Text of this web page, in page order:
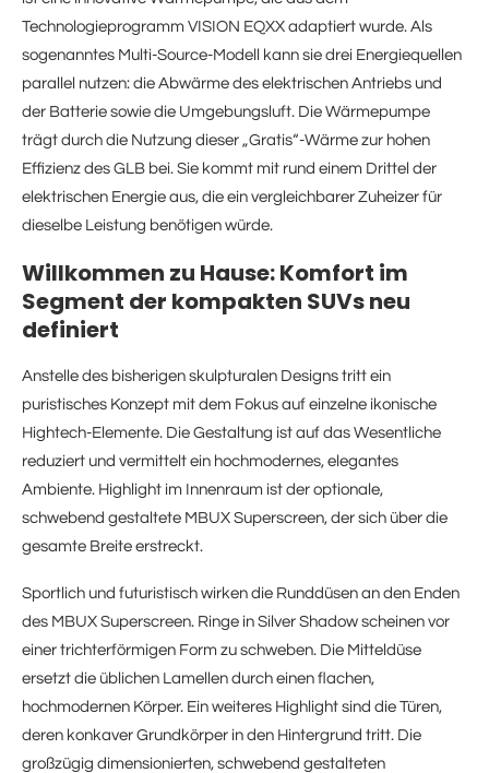
Technologieprogramm VISION EQXX adaptiert wurde. Als
sogenanntes Multi-Source-Modell kann sie drei Energiequellen
parallel nutzen: die Abwärme des elektrischen Antriebs und
der Batterie sowie die Umgebungsluft. Die Wärmepumpe
trägt durch die Nutzung dieser „Gratis“-Wärme zur hohen
Effizienz des GLB bei. Sie kommt mit rund einem Drittel der
elektrischen Energie aus, die ein vergleichbarer Zuheizer für
dieselbe Leistung benötigen würde.
Willkommen zu Hause: Komfort im
Segment der kompakten SUVs neu
definiert
Anstelle des bisherigen skulpturalen Designs tritt ein
puristisches Konzept mit dem Fokus auf einzelne ikonische
Hightech-Elemente. Die Gestaltung ist auf das Wesentliche
reduziert und vermittelt ein hochmodernes, elegantes
Ambiente. Highlight im Innenraum ist der optionale,
schwebend gestaltete MBUX Superscreen, der sich über die
gesamte Breite erstreckt.
Sportlich und futuristisch wirken die Runddüsen an den Enden
des MBUX Superscreen. Ringe in Silver Shadow scheinen vor
einer trichterförmigen Form zu schweben. Die Mitteldüse
ersetzt die üblichen Lamellen durch einen flachen,
hochmodernen Körper. Ein weiteres Highlight sind die Türen,
deren konkaver Grundkörper in den Hintergrund tritt. Die
großzügig dimensionierten, schwebend gestalteten